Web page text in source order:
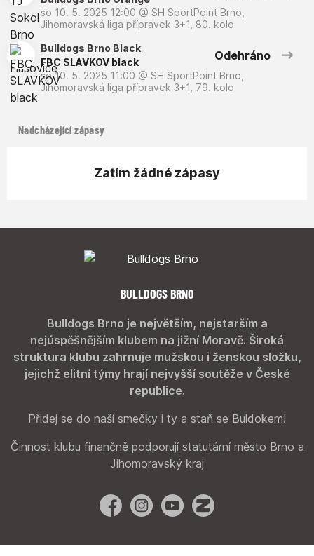
so 10. 5. 2025 12:00 @ SH SportPoint Brno
Jihomoravská liga přípravek 3+1, 80. kolo
Bulldogs Brno Black
FBC SLAVKOV black
Odehráno
so 10. 5. 2025 11:00 @ SH SportPoint Brno
Jihomoravská liga přípravek 3+1, 79. kolo
Nadcházející zápasy
Zatím žádné zápasy
BULLDOGS BRNO
Bulldogs Brno je největším, nejstarším a
nejúspěšnějším klubem na jižní Moravě. Široká
struktura klubu zahrnuje mužskou i ženskou složku,
jejichž elitní týmy hrají nejvyšší soutěže v České
republice.
Přidej se do naší smečky i ty a staň se Buldokem!
Činnost klubu finančně podporují statutární město Brno a
Jihomoravský kraj
FacebookInstagramYouTubeZonerama